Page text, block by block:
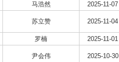
马浩然 2025-11-07
苏立赞 2025-11-04
罗楠 2025-11-01
尹会伟 2025-10-30